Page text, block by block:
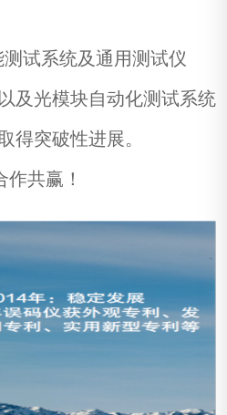
试系统及通用测试仪
及光模块自动化测试系统
得突破性进展。
共赢！